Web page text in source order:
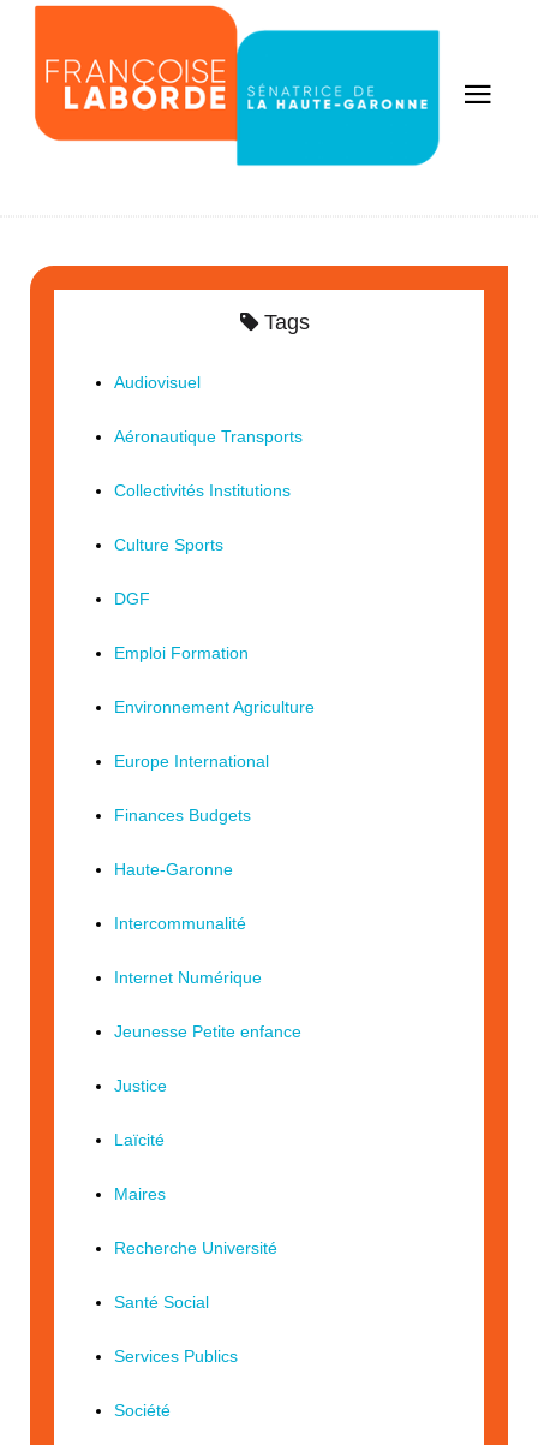
Tags
Audiovisuel
Aéronautique Transports
Collectivités Institutions
Culture Sports
DGF
Emploi Formation
Environnement Agriculture
Europe International
Finances Budgets
Haute-Garonne
Intercommunalité
Internet Numérique
Jeunesse Petite enfance
Justice
Laïcité
Maires
Recherche Université
Santé Social
Services Publics
Société